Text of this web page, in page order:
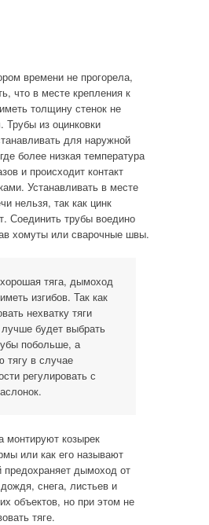
времени не прогорела,
что в месте крепления к
толщину стенок не
из оцинковки
для наружной
более низкая температура
и происходит контакт
Устанавливать в месте
нельзя, так как цинк
Соединить трубы воедино
хомуты или сварочные швы.
тяга, дымоход
изгибов. Так как
нехватку тяги
будет выбрать
побольше, а
тягу в случае
регулировать с
монтируют козырек
или как его называют
предохраняет дымоход от
снега, листьев и
объектов, но при этом не
тяге.